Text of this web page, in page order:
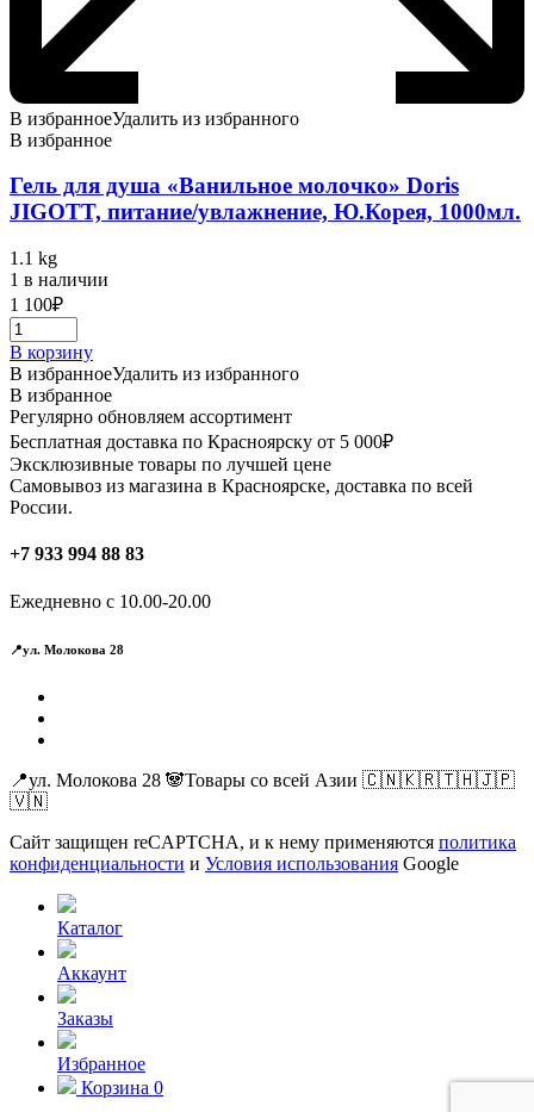
В избранноеУдалить из избранного
В избранное
Гель для душа «Ванильное молочко» Doris
JIGOTT, питание/увлажнение, Ю.Корея, 1000мл.
1.1 kg
1 в наличии
1 100₽
В корзину
В избранноеУдалить из избранного
В избранное
Регулярно обновляем ассортимент
Бесплатная доставка по Красноярску от 5 000₽
Эксклюзивные товары по лучшей цене
Самовывоз из магазина в Красноярске, доставка по всей
России.
+7 933 994 88 83
Ежедневно с 10.00-20.00
📍ул. Молокова 28
📍ул. Молокова 28 🐼Товары со всей Азии 🇨🇳🇰🇷🇹🇭🇯🇵
🇻🇳
Сайт защищен reCAPTCHA, и к нему применяются политика
конфиденциальности и Условия использования Google
Каталог
Аккаунт
Заказы
Избранное
Корзина 0